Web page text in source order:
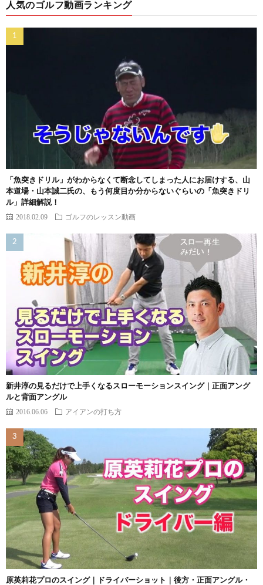
人気のゴルフ動画ランキング
「魚突きドリル」がわからなくて断念してしまった人にお届けする、山
本道場・山本誠二氏の、もう何度目か分からないぐらいの「魚突きドリ
ル」詳細解説！
2018.02.09 ゴルフのレッスン動画
新井淳の見るだけで上手くなるスローモーションスイング｜正面アング
ルと背面アングル
2016.06.06 アイアンの打ち方
原英莉花プロのスイング｜ドライバーショット｜後方・正面アングル・